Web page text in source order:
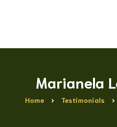
Marianela
Home Testimonials